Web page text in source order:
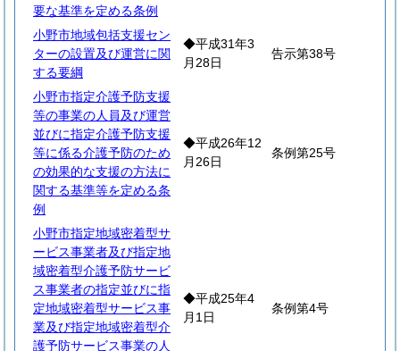
要な基準を定める条例
小野市地域包括支援セン
ターの設置及び運営に関
する要綱
◆平成31年3
月28日
告示第38号
小野市指定介護予防支援
等の事業の人員及び運営
並びに指定介護予防支援
等に係る介護予防のため
の効果的な支援の方法に
関する基準等を定める条
例
◆平成26年12
月26日
条例第25号
小野市指定地域密着型サ
ービス事業者及び指定地
域密着型介護予防サービ
ス事業者の指定並びに指
定地域密着型サービス事
業及び指定地域密着型介
護予防サービス事業の人
◆平成25年4
月1日
条例第4号